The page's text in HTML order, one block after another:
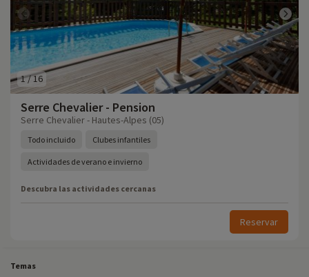
1/16
Serre Chevalier - Pension
Serre Chevalier - Hautes-Alpes (05)
Todo incluido Clubes infantiles
Actividades de verano e invierno
Descubra las actividades cercanas
Reservar
Temas